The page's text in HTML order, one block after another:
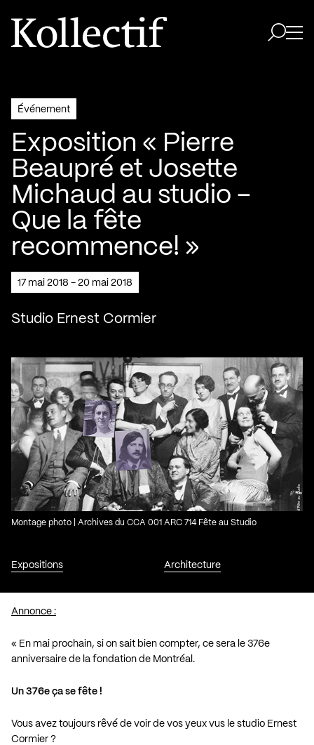
Aller à la page d'accueil
Logo Kollectif
Événement
Exposition « Pierre
Beaupré et Josette
Michaud au studio –
Que la fête
recommence! »
17 mai 2018 - 20 mai 2018
Studio Ernest Cormier
Expositions Architecture
Montage photo | Archives du CCA 001 ARC 714 Fête au Studio
Annonce :
« En mai prochain, si on sait bien compter, ce sera le 376e
anniversaire de la fondation de Montréal.
Un 376e ça se fête !
Vous avez toujours rêvé de voir de vos yeux vus le studio Ernest
Cormier ?